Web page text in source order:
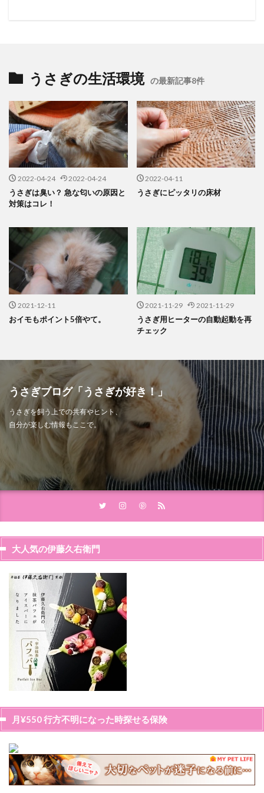
うさぎの生活環境 の最新記事8件
2022-04-24 2022-04-24
うさぎは臭い？ 急な匂いの原因と
対策はコレ！
2022-04-11
うさぎにピッタリの床材
2021-12-11
おイモもポイント5倍やて。
2021-11-29 2021-11-29
うさぎ用ヒーターの自動起動を再
チェック
うさぎブログ「うさぎが好き！」
うさぎを飼う上での共有やヒント、
自分が楽しむ情報もここで。
大人気の伊藤久右衛門
月¥550 行方不明になった時探せる保険